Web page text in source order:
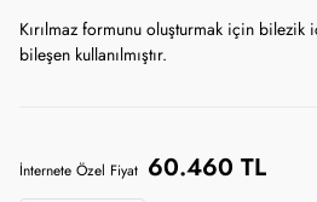
Kırılmaz formunu oluşturmak için bilezik
bileşen kullanılmıştır.
İnternete Özel Fiyat 60.460 TL